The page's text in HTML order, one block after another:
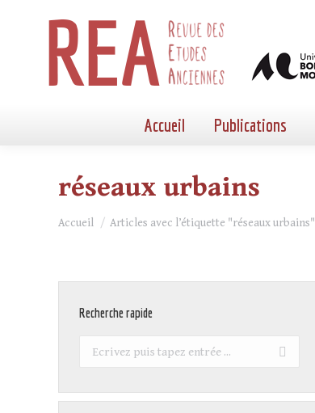
Accueil Publications
réseaux urbains
Vous êtes ici :
Accueil Articles avec l’étiquette "réseaux urbains"
Recherche rapide
Recherche